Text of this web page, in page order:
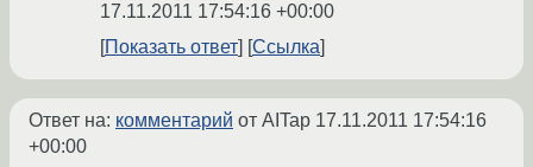
17.11.2011 17:54:16 +00:00
Показать ответ
Ссылка
Ответ на: комментарий от AITap 17.11.2011 17:54:16
+00:00